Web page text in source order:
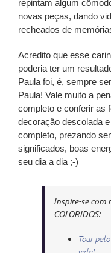
repintam algum
novas peças, dando
recheados de
Acredito que esse
poderia ter um
Paula foi, é, sempre
Paula! Vale muito a
completo e conferir as
decoração descolada
completo, prezando
significados, boas
seu dia a dia ;-)
Inspire-se com
COLORIDOS:
Tour